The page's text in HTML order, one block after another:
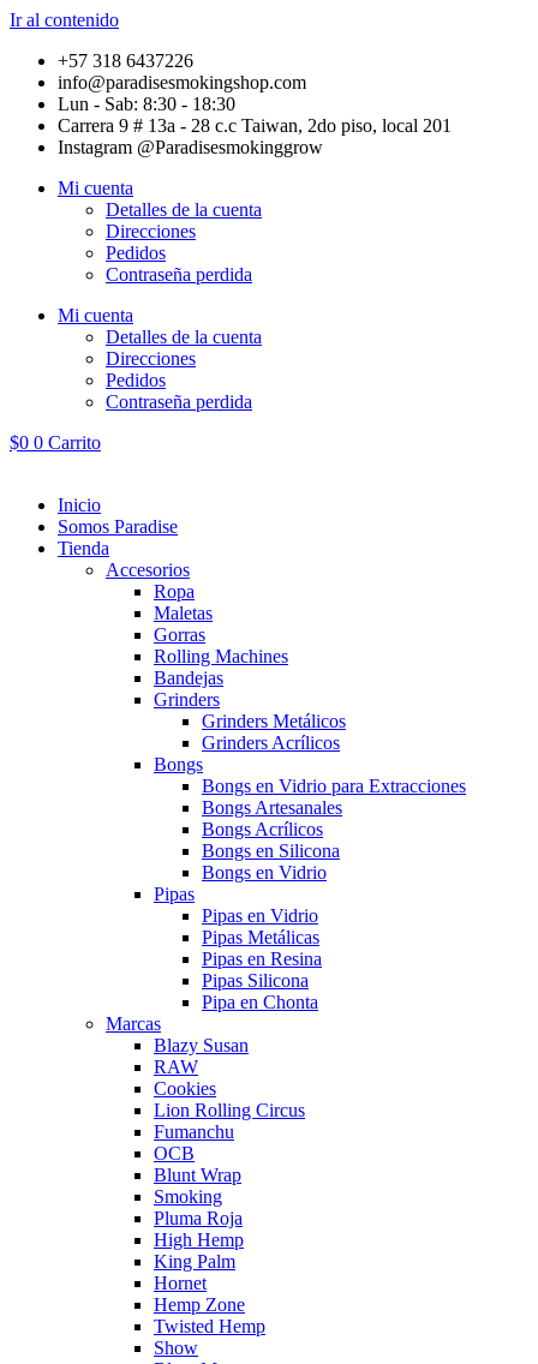
Ir al contenido
+57 318 6437226
info@paradisesmokingshop.com
Lun - Sab: 8:30 - 18:30
Carrera 9 # 13a - 28 c.c Taiwan, 2do piso, local 201
Instagram @Paradisesmokinggrow
Mi cuenta
Detalles de la cuenta
Direcciones
Pedidos
Contraseña perdida
Mi cuenta
Detalles de la cuenta
Direcciones
Pedidos
Contraseña perdida
$0 0 Carrito
Inicio
Somos Paradise
Tienda
Accesorios
Ropa
Maletas
Gorras
Rolling Machines
Bandejas
Grinders
Grinders Metálicos
Grinders Acrílicos
Bongs
Bongs en Vidrio para Extracciones
Bongs Artesanales
Bongs Acrílicos
Bongs en Silicona
Bongs en Vidrio
Pipas
Pipas en Vidrio
Pipas Metálicas
Pipas en Resina
Pipas Silicona
Pipa en Chonta
Marcas
Blazy Susan
RAW
Cookies
Lion Rolling Circus
Fumanchu
OCB
Blunt Wrap
Smoking
Pluma Roja
High Hemp
King Palm
Hornet
Hemp Zone
Twisted Hemp
Show